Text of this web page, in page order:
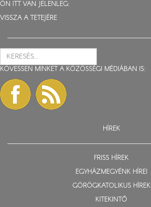
ÖN ITT VAN JELENLEG:
VISSZA A TETEJÉRE
KÖVESSEN MINKET A KÖZÖSSÉGI MÉDIÁBAN IS:
HÍREK
FRISS HÍREK
EGYHÁZMEGYÉNK HÍREI
GÖRÖGKATOLIKUS HÍREK
KITEKINTŐ